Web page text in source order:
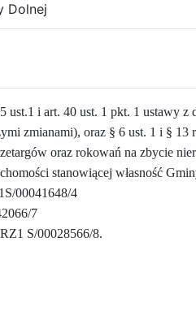
Dolnej
i art. 40 ust. 1 pkt. 1 ustawy z
zmianami), oraz § 6 ust. 1 i §
oraz rokowań na zbycie
stanowiącej własność
00041648/4
7
S/00028566/8.